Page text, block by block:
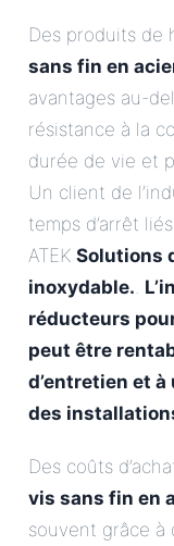
Des produits de
sans fin en
avantages au-
résistance à la
durée de vie et
Un client de
temps d’arrêt
ATEK Solutions
inoxydable..
réducteurs
peut être
d’entretien et
des
Des coûts
vis sans fin en
souvent grâce à